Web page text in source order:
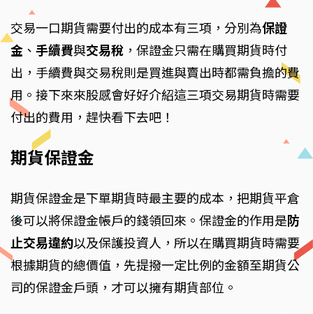
交易一口期貨需要付出的成本有三項，分別為保證
金 、 手續費與交易稅 ，保證金只需在購買期貨時付
出，手續費與交易稅則是買進與賣出時都需負擔的費
用。接下來來股感會好好介紹這三項交易期貨時需要
付出的費用，趕快看下去吧！
期貨保證金
期貨保證金是下單期貨時最主要的成本，把期貨平倉
後可以將保證金帳戶的錢領回來。保證金的作用是防
止交易違約以及保護投資人，所以在購買期貨時需要
根據期貨的總價值，先提撥一定比例的金額至期貨公
司的保證金戶頭，才可以擁有期貨部位。